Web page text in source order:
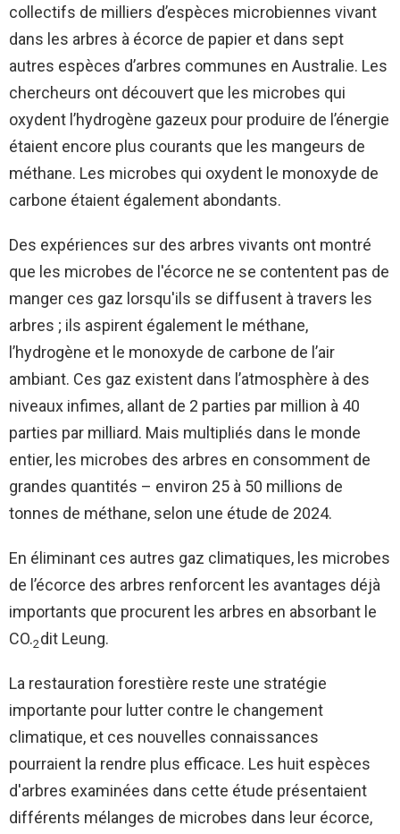
collectifs de milliers d’espèces microbiennes vivant
dans les arbres à écorce de papier et dans sept
autres espèces d’arbres communes en Australie. Les
chercheurs ont découvert que les microbes qui
oxydent l’hydrogène gazeux pour produire de l’énergie
étaient encore plus courants que les mangeurs de
méthane. Les microbes qui oxydent le monoxyde de
carbone étaient également abondants.
Des expériences sur des arbres vivants ont montré
que les microbes de l'écorce ne se contentent pas de
manger ces gaz lorsqu'ils se diffusent à travers les
arbres ; ils aspirent également le méthane,
l’hydrogène et le monoxyde de carbone de l’air
ambiant. Ces gaz existent dans l’atmosphère à des
niveaux infimes, allant de 2 parties par million à 40
parties par milliard. Mais multipliés dans le monde
entier, les microbes des arbres en consomment de
grandes quantités – environ 25 à 50 millions de
tonnes de méthane, selon une étude de 2024.
En éliminant ces autres gaz climatiques, les microbes
de l’écorce des arbres renforcent les avantages déjà
importants que procurent les arbres en absorbant le
CO.2dit Leung.
La restauration forestière reste une stratégie
importante pour lutter contre le changement
climatique, et ces nouvelles connaissances
pourraient la rendre plus efficace. Les huit espèces
d'arbres examinées dans cette étude présentaient
différents mélanges de microbes dans leur écorce,